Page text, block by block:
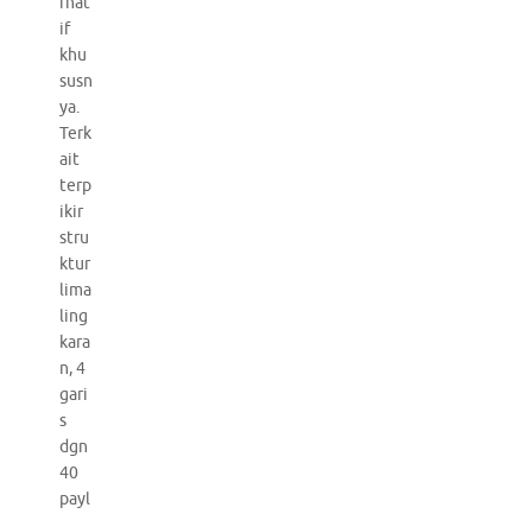
if
khu
susn
ya.
Terk
ait
terp
ikir
stru
ktur
lima
ling
kara
n, 4
gari
s
dgn
40
payl